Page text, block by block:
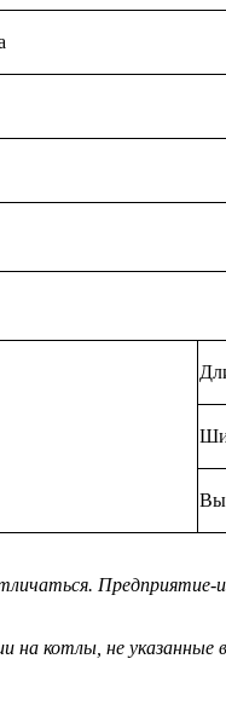
Предприятие-
на котлы, не